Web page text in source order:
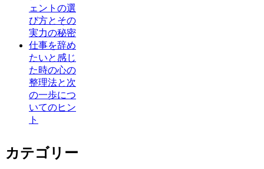
ェントの選
び方とその
実力の秘密
仕事を辞め
たいと感じ
た時の心の
整理法と次
の一歩につ
いてのヒン
ト
カテゴリー